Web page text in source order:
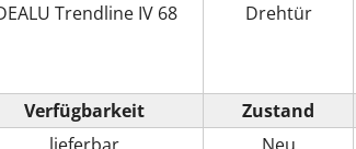
Trendline IV 68
Drehtür
Verfügbarkeit
Zustand